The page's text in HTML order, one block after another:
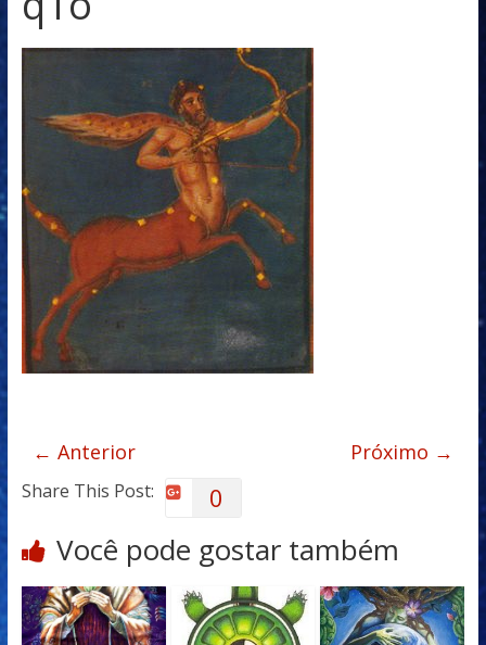
← Anterior Próximo →
Share This Post: 0
Você pode gostar também